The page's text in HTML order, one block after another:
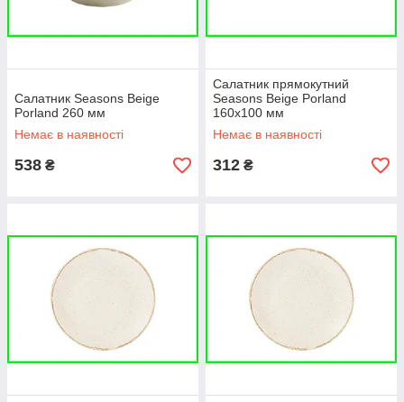
Салатник Seasons Beige
Porland 260 мм
Немає в наявності
538 ₴
Салатник прямокутний
Seasons Beige Porland
160х100 мм
Немає в наявності
312 ₴